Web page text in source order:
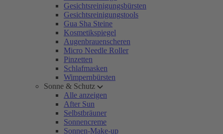
Gesichtsreinigungsbürsten
Gesichtsreinigungstools
Gua Sha Steine
Kosmetikspiegel
Augenbrauenscheren
Micro Needle Roller
Pinzetten
Schlafmasken
Wimpernbürsten
Sonne & Schutz
Alle anzeigen
After Sun
Selbstbräuner
Sonnencreme
Sonnen-Make-up